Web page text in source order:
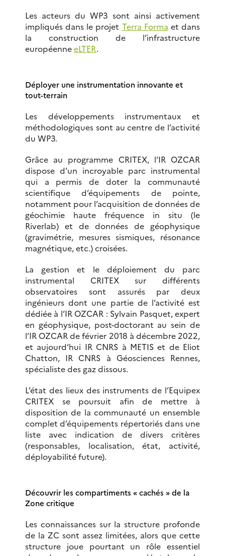
Les acteurs du WP3 sont ainsi activement
impliqués dans le projet Terra Forma et dans
la construction de l’infrastructure
européenneeLTER.
Déployer une instrumentation innovante et
tout-terrain
Les développements instrumentaux et
méthodologiques sont au centre de l’activité
du WP3.
Grâce au programme CRITEX, l’IR OZCAR
dispose d’un incroyable parc instrumental
qui a permis de doter la communauté
scientifique d’équipements de pointe,
notamment pour l’acquisition de données de
géochimie haute fréquence in situ (le
Riverlab) et de données de géophysique
(gravimétrie, mesures sismiques, résonance
magnétique, etc.) croisées.
La gestion et le déploiement du parc
instrumental CRITEX sur différents
observatoires sont assurés par deux
ingénieurs dont une partie de l’activité est
dédiée à l’IR OZCAR : Sylvain Pasquet, expert
en géophysique, post-doctorant au sein de
l’IR OZCAR de février 2018 à décembre 2022,
et aujourd’hui IR CNRS à METIS et de Eliot
Chatton, IR CNRS à Géosciences Rennes,
spécialiste des gaz dissous.
L’état des lieux des instruments de l’Equipex
CRITEX se poursuit afin de mettre à
disposition de la communauté un ensemble
complet d’équipements répertoriés dans une
liste avec indication de divers critères
(responsables, localisation, état, activité,
déployabilité future).
Découvrir les compartiments « cachés » de la
Zone critique
Les connaissances sur la structure profonde
de la ZC sont assez limitées, alors que cette
structure joue pourtant un rôle essentiel